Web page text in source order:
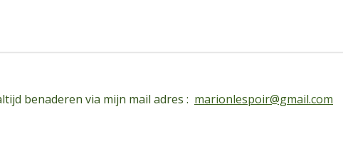
benaderen via mijn mail adres : marionlespoir@gmail.com